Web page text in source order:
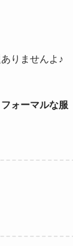
りませんよ♪
フォーマルな服